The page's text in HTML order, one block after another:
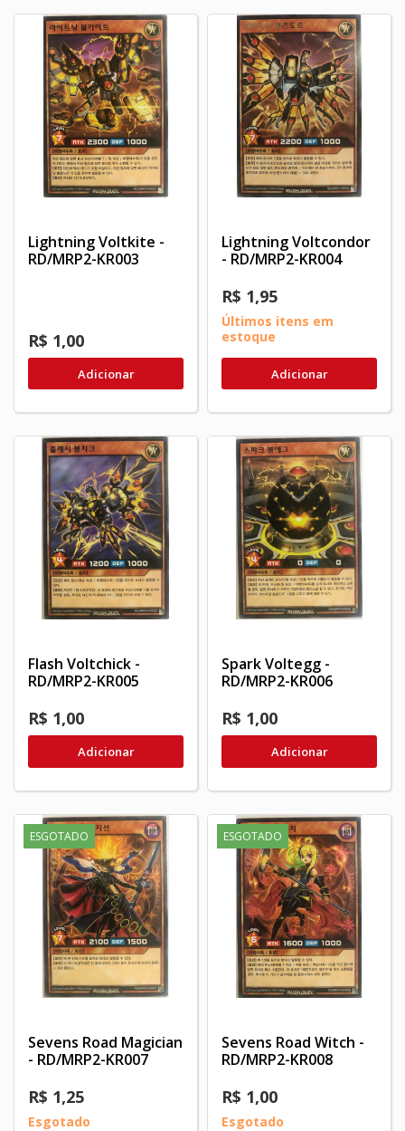
Lightning Voltkite -
RD/MRP2-KR003
R$ 1,00
Adicionar
Lightning Voltcondor
- RD/MRP2-KR004
R$ 1,95
Últimos itens em
estoque
Adicionar
Flash Voltchick -
RD/MRP2-KR005
R$ 1,00
Adicionar
Spark Voltegg -
RD/MRP2-KR006
R$ 1,00
Adicionar
ESGOTADO
Sevens Road Magician
- RD/MRP2-KR007
R$ 1,25
Esgotado
ESGOTADO
Sevens Road Witch -
RD/MRP2-KR008
R$ 1,00
Esgotado